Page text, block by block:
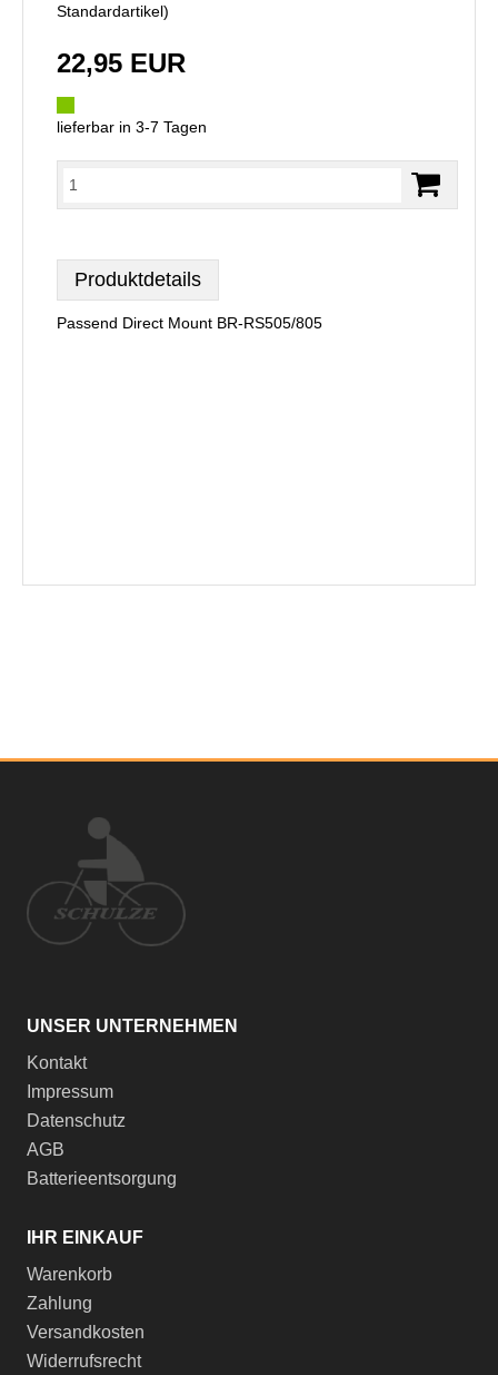
Standardartikel)
22,95 EUR
lieferbar in 3-7 Tagen
Produktdetails
Passend Direct Mount BR-RS505/805
UNSER UNTERNEHMEN
Kontakt
Impressum
Datenschutz
AGB
Batterieentsorgung
IHR EINKAUF
Warenkorb
Zahlung
Versandkosten
Widerrufsrecht